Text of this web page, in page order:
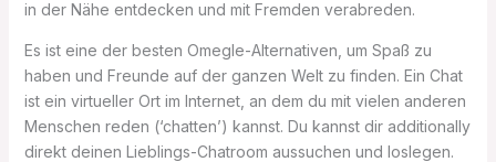
in der Nähe entdecken und mit Fremden verabreden.
Es ist eine der besten Omegle-Alternativen, um Spaß zu
haben und Freunde auf der ganzen Welt zu finden. Ein Chat
ist ein virtueller Ort im Internet, an dem du mit vielen anderen
Menschen reden (‘chatten’) kannst. Du kannst dir additionally
direkt deinen Lieblings-Chatroom aussuchen und loslegen.